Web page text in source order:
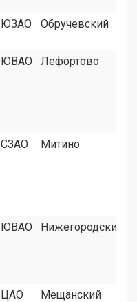
ЮЗАО Обручевский
ЮВАО Лефортово
СЗАО Митино
ЮВАО Нижегородский
ЦАО
Мещанский